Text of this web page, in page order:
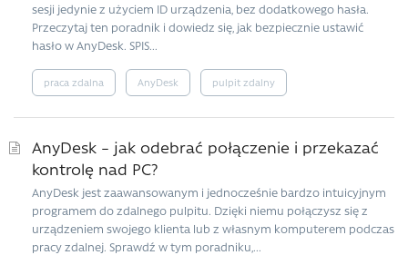
sesji jedynie z użyciem ID urządzenia, bez dodatkowego hasła.
Przeczytaj ten poradnik i dowiedz się, jak bezpiecznie ustawić
hasło w AnyDesk. SPIS...
praca zdalna AnyDesk pulpit zdalny
AnyDesk – jak odebrać połączenie i przekazać
kontrolę nad PC?
AnyDesk jest zaawansowanym i jednocześnie bardzo intuicyjnym
programem do zdalnego pulpitu. Dzięki niemu połączysz się z
urządzeniem swojego klienta lub z własnym komputerem podczas
pracy zdalnej. Sprawdź w tym poradniku,...